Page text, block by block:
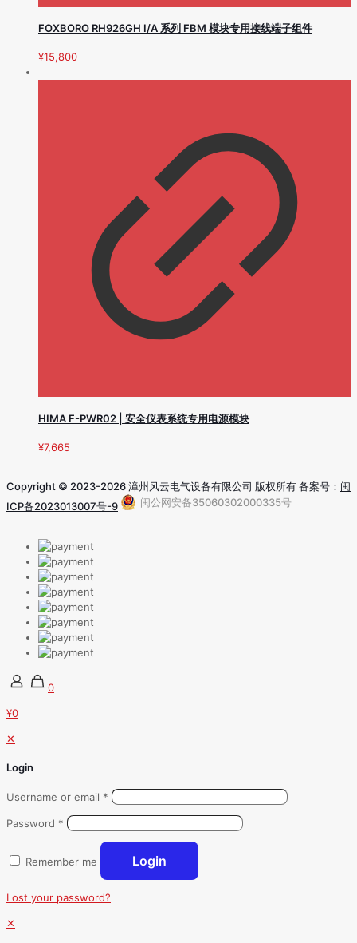
FOXBORO RH926GH I/A 系列 FBM 模块专用接线端子组件
¥15,800
HIMA F-PWR02 | 安全仪表系统专用电源模块
¥7,665
Copyright © 2023-2026 漳州风云电气设备有限公司 版权所有 备案号： 闽
ICP备2023013007号-9
闽公网安备35060302000335号
0
¥0
✕
Login
Username or email *
Password *
Remember me Login
Lost your password?
✕